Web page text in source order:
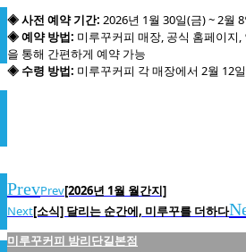
◈ 사전 예약 기간: 2026년 1월 30일(금) ~ 2월
◈ 예약 방법: 미루꾸커피 매장, 공식 홈페이지
을 통해 간편하게 예약 가능
◈ 수령 방법: 미루꾸커피 각 매장에서 2월 12
PrevPrev[2026년 1월 월간지]
Next[소식] 달리는 순간에, 미루꾸를 더하다
미루꾸커피 밤리단길본점